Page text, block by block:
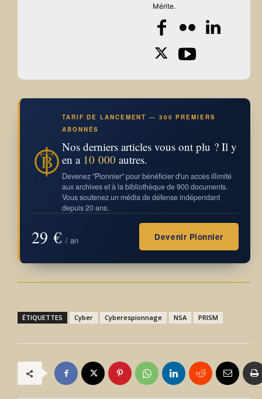
Mérite.
TARIF DE LANCEMENT — 300 PREMIERS
ABONNÉS
Nos derniers articles vous ont plu ? Il y
en a 10 000 autres.
Devenez "Pionnier" pour bénéficier d'un accès illimité
aux archives et à la bibliothèque de 900 documents.
Vous soutenez un média de défense indépendant
depuis 20 ans.
29 € / an Devenir Pionnier
ÉTIQUETTES Cyber Cyberespionnage NSA PRISM